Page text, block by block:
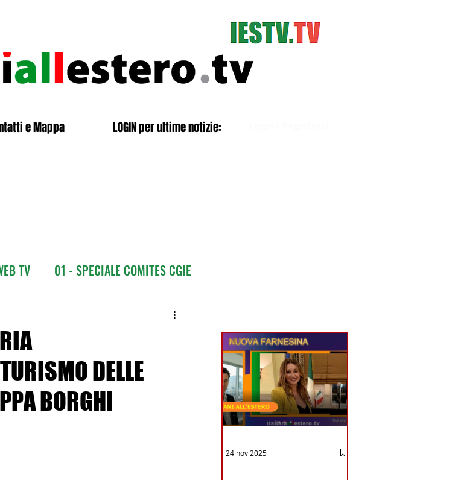
e Mappa LOGIN per ultime notizie:
TV 01 - SPECIALE COMITES CGIE
ALL'ESTERO 03 bis - Giro del Mondo
ALL'ESTERO Africa
ALL'ESTERO Australia
Nord Amer
DELLE
BORGHI
24 nov 2025